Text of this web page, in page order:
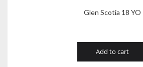
Glen Scotia 18 YO
Add to cart